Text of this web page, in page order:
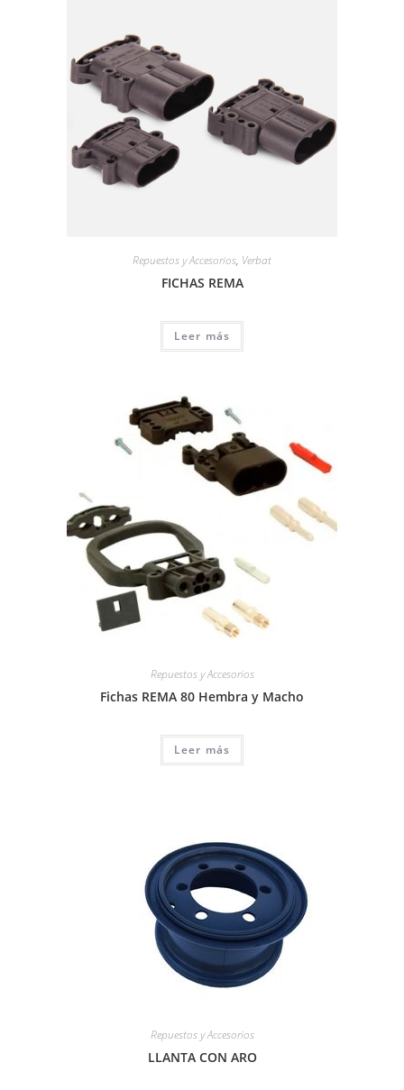
Repuestos y Accesorios, Verbat
FICHAS REMA
Leer más
Repuestos y Accesorios
Fichas REMA 80 Hembra y Macho
Leer más
Repuestos y Accesorios
LLANTA CON ARO